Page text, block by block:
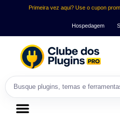
Primeira vez aqui? Use o cupon
Hospedagem